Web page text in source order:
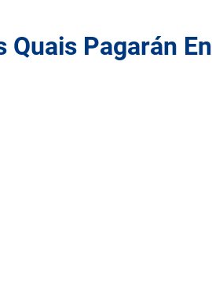
Quais Pagarán En